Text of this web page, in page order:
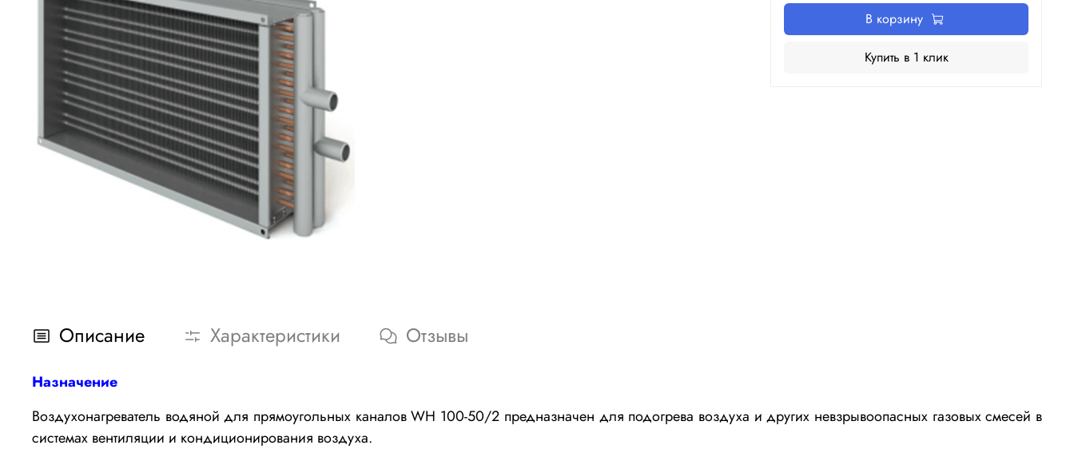
В корзину
Купить в 1 клик
Описание Характеристики Отзывы
Назначение
Воздухонагреватель водяной для прямоугольных каналов WH 100-50/2 предназначен для подогрева воздуха и других невзрывоопасных газовых смесей в
системах вентиляции и кондиционирования воздуха.